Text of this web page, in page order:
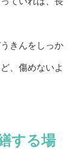
きんをしっか
、傷めないよ
する場